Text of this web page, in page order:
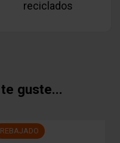
reciclados
guste...
REBAJADO